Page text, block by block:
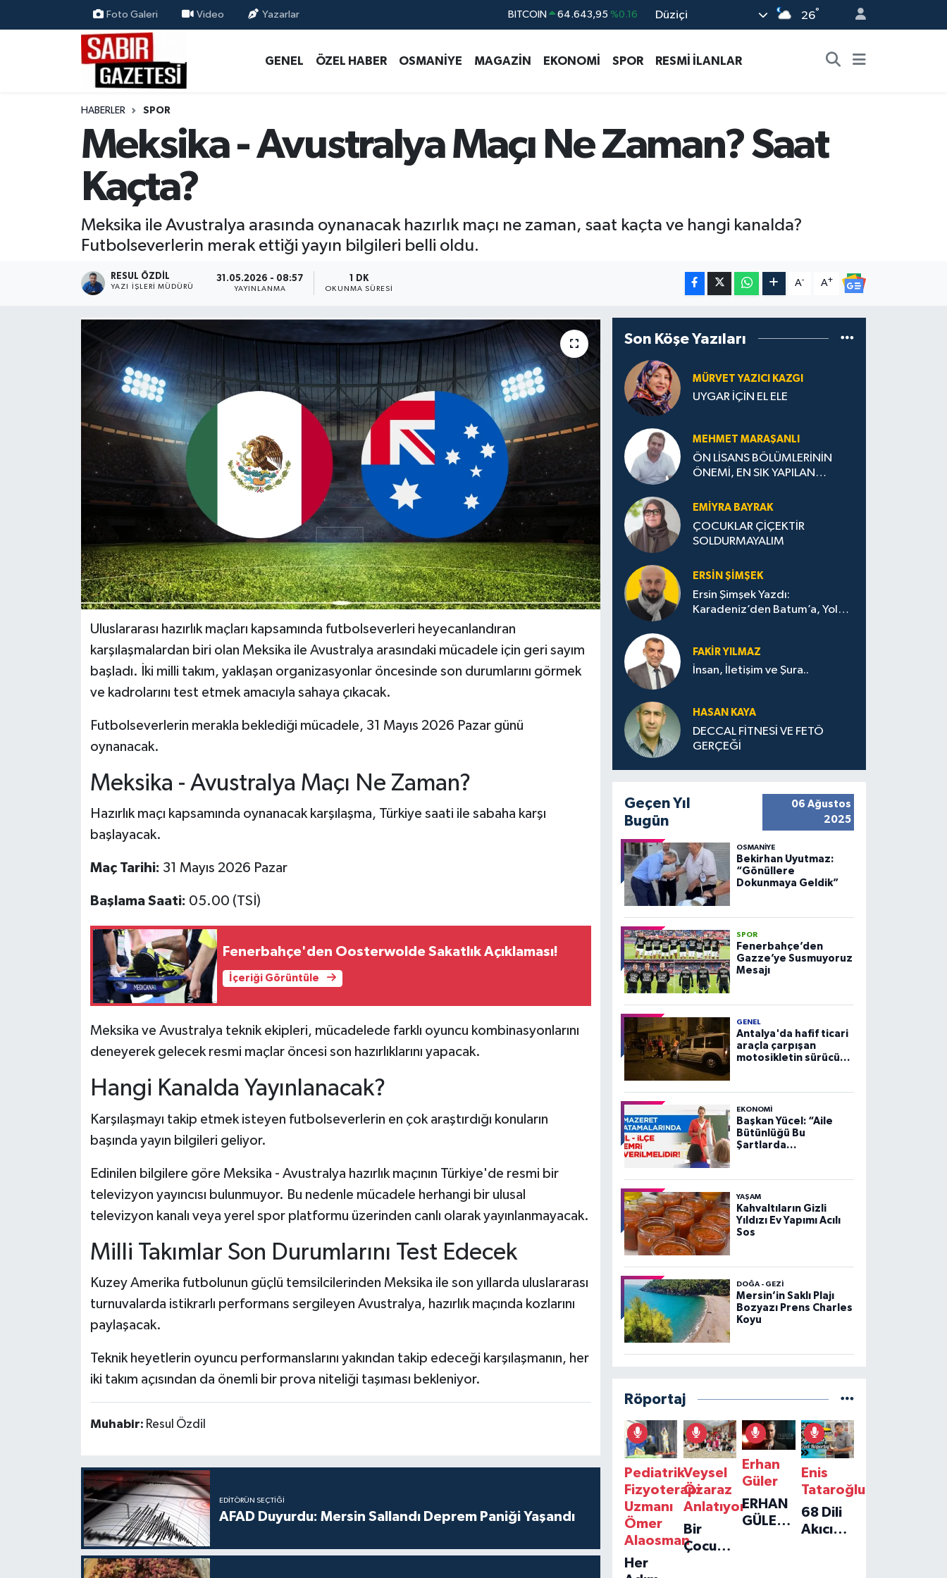
Foto Galeri Video Yazarlar
DOLAR 47,6006 %0.06 Düziçi 26°
GENEL ÖZEL HABER OSMANİYE MAGAZİN EKONOMİ SPOR RESMİ İLANLAR
HABERLER SPOR
Meksika - Avustralya Maçı Ne Zaman? Saat
Kaçta?
Meksika ile Avustralya arasında oynanacak hazırlık maçı ne zaman, saat kaçta ve hangi kanalda?
Futbolseverlerin merak ettiği yayın bilgileri belli oldu.
RESUL ÖZDIL
YAZI İŞLERI MÜDÜRÜ
31.05.2026 - 08:57
YAYINLANMA
1 DK
OKUNMA SÜRESI
A- A+
Uluslararası hazırlık maçları kapsamında futbolseverleri heyecanlandıran
karşılaşmalardan biri olan Meksika ile Avustralya arasındaki mücadele için geri sayım
başladı. İki milli takım, yaklaşan organizasyonlar öncesinde son durumlarını görmek
ve kadrolarını test etmek amacıyla sahaya çıkacak.
Futbolseverlerin merakla beklediği mücadele, 31 Mayıs 2026 Pazar günü
oynanacak.
Meksika - Avustralya Maçı Ne Zaman?
Hazırlık maçı kapsamında oynanacak karşılaşma, Türkiye saati ile sabaha karşı
başlayacak.
Maç Tarihi: 31 Mayıs 2026 Pazar
Başlama Saati: 05.00 (TSİ)
Fenerbahçe'den Oosterwolde Sakatlık Açıklaması!
İçeriği Görüntüle
Meksika ve Avustralya teknik ekipleri, mücadelede farklı oyuncu kombinasyonlarını
deneyerek gelecek resmi maçlar öncesi son hazırlıklarını yapacak.
Hangi Kanalda Yayınlanacak?
Karşılaşmayı takip etmek isteyen futbolseverlerin en çok araştırdığı konuların
başında yayın bilgileri geliyor.
Edinilen bilgilere göre Meksika - Avustralya hazırlık maçının Türkiye'de resmi bir
televizyon yayıncısı bulunmuyor. Bu nedenle mücadele herhangi bir ulusal
televizyon kanalı veya yerel spor platformu üzerinden canlı olarak yayınlanmayacak.
Milli Takımlar Son Durumlarını Test Edecek
Kuzey Amerika futbolunun güçlü temsilcilerinden Meksika ile son yıllarda uluslararası
turnuvalarda istikrarlı performans sergileyen Avustralya, hazırlık maçında kozlarını
paylaşacak.
Teknik heyetlerin oyuncu performanslarını yakından takip edeceği karşılaşmanın, her
iki takım açısından da önemli bir prova niteliği taşıması bekleniyor.
Muhabir: Resul Özdil
EDITÖRÜN SEÇTIĞI
AFAD Duyurdu: Mersin Sallandı Deprem Paniği Yaşandı
Son Köşe Yazıları
MÜRVET YAZICI KAZGI
UYGAR İÇİN EL ELE
MEHMET MARAŞANLI
ÖN LİSANS BÖLÜMLERİNİN
ÖNEMİ, EN SIK YAPILAN
STRATEJİLERİ
EMIYRA BAYRAK
ÇOCUKLAR ÇİÇEKTİR
SOLDURMAYALIM
ERSIN ŞIMŞEK
Ersin Şimşek Yazdı:
Karadeniz’den Batum’a, Yolun
FAKIR YILMAZ
İnsan, İletişim ve Şura..
HASAN KAYA
DECCAL FİTNESİ VE FETÖ
GERÇEĞİ
Geçen Yıl
Bugün
06 Ağustos
2025
OSMANIYE
Bekirhan Uyutmaz:
“Gönüllere
Dokunmaya Geldik”
SPOR
Fenerbahçe’den
Gazze’ye Susmuyoruz
Mesajı
GENEL
Antalya'da hafif ticari
araçla çarpışan
motosikletin sürücüsü
EKONOMI
Başkan Yücel: “Aile
Bütünlüğü Bu
Şartlarda
YAŞAM
Kahvaltıların Gizli
Yıldızı Ev Yapımı Acılı
Sos
DOĞA - GEZI
Mersin’in Saklı Plajı
Bozyazı Prens Charles
Koyu
Röportaj
Pediatrik
Fizyoterapi
Uzmanı
Ömer
Alaosman
Her
Veysel
Özaraz
Anlatıyor
Bir
Çocuğun
Erhan
Güler
ERHAN
GÜLER'IN
Enis
Tataroğlu
68 Dili
Akıcı
ÖZEL HABER
MAGAZİN
EKONOMİ
RESMİ İLANLAR
Osmaniye Nöbetçi Eczaneler
Osmaniye Hava Durumu
Osmaniye Trafik Yoğunluk Haritası
Süper Lig Puan Durumu ve Fikstür
Tüm Manşetler
Son Dakika Haberleri
Haber Arşivi